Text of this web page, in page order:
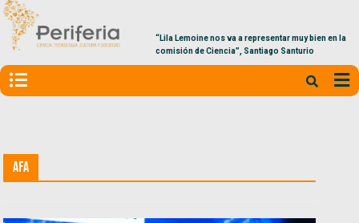
“Lila Lemoine nos va a representar muy bien en la
comisión de Ciencia”, Santiago Santurio
AFA